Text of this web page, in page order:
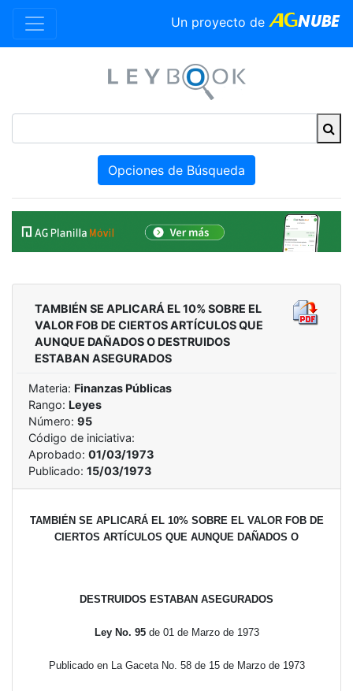
Un proyecto de
Opciones de Búsqueda
TAMBIÉN SE APLICARÁ EL 10% SOBRE EL
VALOR FOB DE CIERTOS ARTÍCULOS QUE
AUNQUE DAÑADOS O DESTRUIDOS
ESTABAN ASEGURADOS
Materia: Finanzas Públicas
Rango: Leyes
Número: 95
Código de iniciativa:
Aprobado: 01/03/1973
Publicado: 15/03/1973
TAMBIÉN SE APLICARÁ EL 10% SOBRE EL VALOR FOB DE
CIERTOS ARTÍCULOS QUE AUNQUE DAÑADOS O
DESTRUIDOS ESTABAN ASEGURADOS
Ley No. 95 de 01 de Marzo de 1973
Publicado en La Gaceta No. 58 de 15 de Marzo de 1973